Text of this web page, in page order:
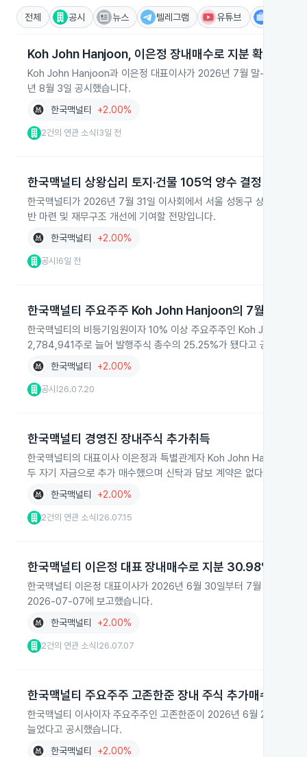
전체 공시 뉴스 텔레그램 유튜브
Koh John Hanjoon, 이은정 장내매수로 지분 확대
Koh John Hanjoon과 이은정 대표이사가 2026년 7월 말~8월 초
년 8월 3일 공시했습니다.
한국맥널티 +2.00%
2건의 연관 소식 3일 전
한국맥널티 상왕십리 토지·건물 105억 양수 결정
한국맥널티가 2026년 7월 31일 이사회에서 서울 성동구 상왕십리동
반 마련 및 재무구조 개선에 기여할 전망입니다.
한국맥널티 +2.00%
공시 6일 전
한국맥널티 주요주주 Koh John Hanjoon의 7월 장내 주
한국맥널티의 비등기임원이자 10% 이상 주요주주인 Koh John
2,784,941주로 늘어 발행주식 총수의 25.25%가 됐다고 공시했습니
한국맥널티 +2.00%
공시 26.07.20
한국맥널티 경영진 장내주식 추가취득
한국맥널티의 대표이사 이은정과 특별관계자 Koh John Hanjoon
두 자기 자금으로 추가 매수했으며 신탁과 담보 계약은 없다고 공시했
한국맥널티 +2.00%
2건의 연관 소식 26.07.15
한국맥널티 이은정 대표 장내매수로 지분 30.98%
한국맥널티 이은정 대표이사가 2026년 6월 30일부터 7월 7일까지
2026-07-07에 보고했습니다.
한국맥널티 +2.00%
2건의 연관 소식 26.07.07
한국맥널티 주요주주 고존한준 장내 주식 추가매수
한국맥널티 이사이자 주요주주인 고존한준이 2026년 6월 29일부
늘었다고 공시했습니다.
한국맥널티 +2.00%